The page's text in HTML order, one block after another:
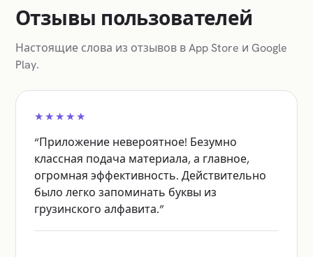
Отзывы пользователей
Настоящие слова из отзывов в App Store и Google
Play.
★★★★★
“Приложение невероятное! Безумно
классная подача материала, а главное,
огромная эффективность. Действительно
было легко запоминать буквы из
грузинского алфавита.”